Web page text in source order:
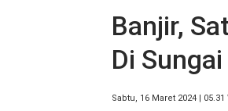
Banjir,
Di
Sabtu, 16 Maret 2024 | 05.31